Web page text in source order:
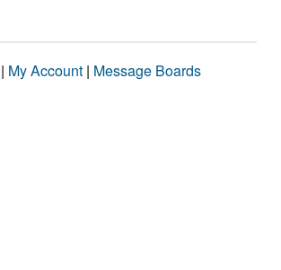
| My Account | Message Boards